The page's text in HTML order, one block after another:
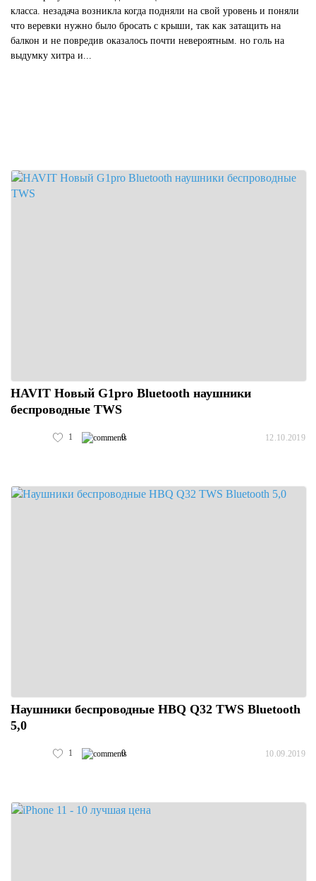
класса. незадача возникла когда подняли на свой уровень и поняли
что веревки нужно было бросать с крыши, так как затащить на
балкон и не повредив оказалось почти невероятным. но голь на
выдумку хитра и...
HAVIT Новый G1pro Bluetooth наушники
беспроводные TWS
1 0 12.10.2019
Наушники беспроводные HBQ Q32 TWS Bluetooth
5,0
1 0 10.09.2019